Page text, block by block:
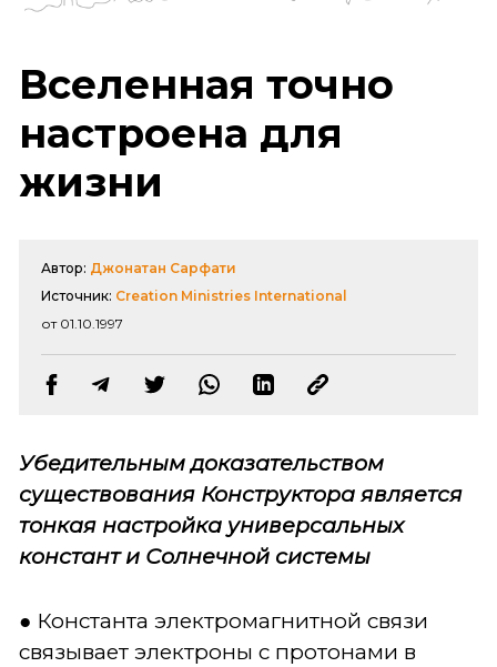
Вселенная точно
настроена для
жизни
Автор: Джонатан Сарфати
Источник: Creation Ministries International
от 01.10.1997
Убедительным доказательством
существования Конструктора является
тонкая настройка универсальных
констант и Солнечной системы
● Константа электромагнитной связи
связывает электроны с протонами в